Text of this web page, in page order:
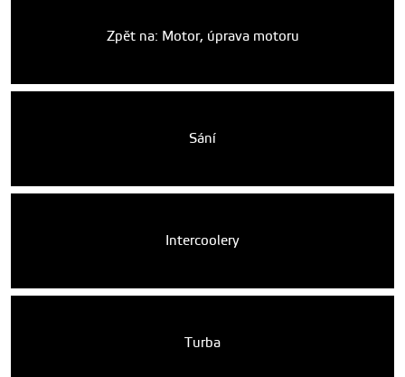
Zpět na: Motor, úprava motoru
Sání
Intercoolery
Turba